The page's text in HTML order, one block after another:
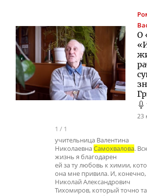
О
23
1 / 1
учительница Валентина
НиколаевнаСамохвалова.
жизнь я благодарен
ей за ту любовь к химии,
она мне привила. И, конечно,
Николай Александрович
Тихомиров, который точно